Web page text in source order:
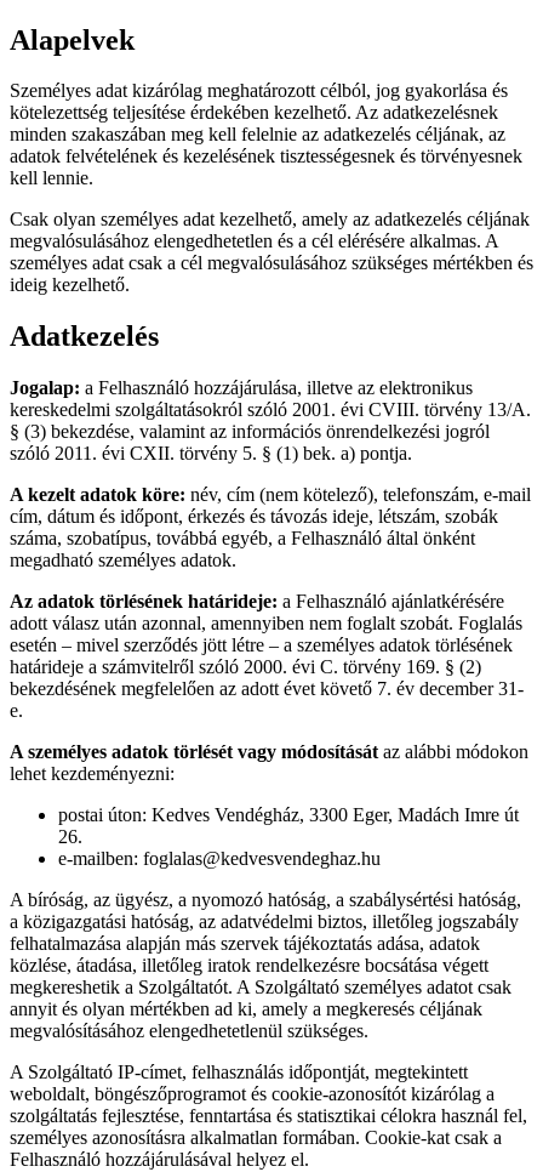
Alapelvek
Személyes adat kizárólag meghatározott célból, jog gyakorlása és
kötelezettség teljesítése érdekében kezelhető. Az adatkezelésnek
minden szakaszában meg kell felelnie az adatkezelés céljának, az
adatok felvételének és kezelésének tisztességesnek és törvényesnek
kell lennie.
Csak olyan személyes adat kezelhető, amely az adatkezelés céljának
megvalósulásához elengedhetetlen és a cél elérésére alkalmas. A
személyes adat csak a cél megvalósulásához szükséges mértékben és
ideig kezelhető.
Adatkezelés
Jogalap: a Felhasználó hozzájárulása, illetve az elektronikus
kereskedelmi szolgáltatásokról szóló 2001. évi CVIII. törvény 13/A.
§ (3) bekezdése, valamint az információs önrendelkezési jogról
szóló 2011. évi CXII. törvény 5. § (1) bek. a) pontja.
A kezelt adatok köre: név, cím (nem kötelező), telefonszám, e-mail
cím, dátum és időpont, érkezés és távozás ideje, létszám, szobák
száma, szobatípus, továbbá egyéb, a Felhasználó által önként
megadható személyes adatok.
Az adatok törlésének határideje: a Felhasználó ajánlatkérésére
adott válasz után azonnal, amennyiben nem foglalt szobát. Foglalás
esetén – mivel szerződés jött létre – a személyes adatok törlésének
határideje a számvitelről szóló 2000. évi C. törvény 169. § (2)
bekezdésének megfelelően az adott évet követő 7. év december 31-
e.
A személyes adatok törlését vagy módosítását az alábbi módokon
lehet kezdeményezni:
postai úton: Kedves Vendégház, 3300 Eger, Madách Imre út
26.
e-mailben: foglalas@kedvesvendeghaz.hu
A bíróság, az ügyész, a nyomozó hatóság, a szabálysértési hatóság,
a közigazgatási hatóság, az adatvédelmi biztos, illetőleg jogszabály
felhatalmazása alapján más szervek tájékoztatás adása, adatok
közlése, átadása, illetőleg iratok rendelkezésre bocsátása végett
megkereshetik a Szolgáltatót. A Szolgáltató személyes adatot csak
annyit és olyan mértékben ad ki, amely a megkeresés céljának
megvalósításához elengedhetetlenül szükséges.
A Szolgáltató IP-címet, felhasználás időpontját, megtekintett
weboldalt, böngészőprogramot és cookie-azonosítót kizárólag a
szolgáltatás fejlesztése, fenntartása és statisztikai célokra használ fel,
személyes azonosításra alkalmatlan formában. Cookie-kat csak a
Felhasználó hozzájárulásával helyez el.